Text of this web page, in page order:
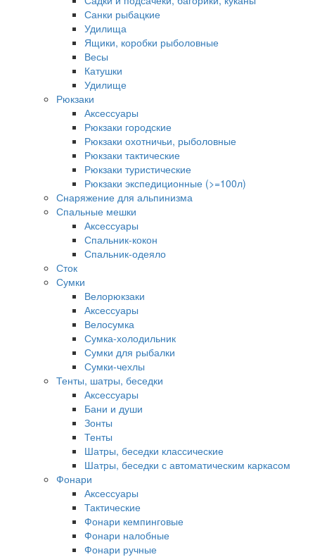
Санки рыбацкие
Удилища
Ящики, коробки рыболовные
Весы
Катушки
Удилище
Рюкзаки
Аксессуары
Рюкзаки городские
Рюкзаки охотничьи, рыболовные
Рюкзаки тактические
Рюкзаки туристические
Рюкзаки экспедиционные (>=100л)
Снаряжение для альпинизма
Спальные мешки
Аксессуары
Спальник-кокон
Спальник-одеяло
Сток
Сумки
Велорюкзаки
Аксессуары
Велосумка
Сумка-холодильник
Сумки для рыбалки
Сумки-чехлы
Тенты, шатры, беседки
Аксессуары
Бани и души
Зонты
Тенты
Шатры, беседки классические
Шатры, беседки с автоматическим каркасом
Фонари
Аксессуары
Тактические
Фонари кемпинговые
Фонари налобные
Фонари ручные